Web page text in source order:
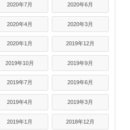
2020年7月 2020年6月
2020年4月 2020年3月
2020年1月 2019年12月
2019年10月 2019年9月
2019年7月 2019年6月
2019年4月 2019年3月
2019年1月 2018年12月